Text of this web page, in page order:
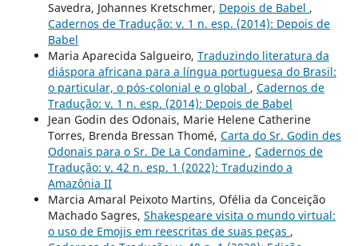
Savedra, Johannes Kretschmer, Depois de Babel ,
Cadernos de Tradução: v. 1 n. esp. (2014): Depois de
Babel
Maria Aparecida Salgueiro, Traduzindo literatura da
diáspora africana para a língua portuguesa do Brasil:
o particular, o pós-colonial e o global , Cadernos de
Tradução: v. 1 n. esp. (2014): Depois de Babel
Jean Godin des Odonais, Marie Helene Catherine
Torres, Brenda Bressan Thomé, Carta do Sr. Godin des
Odonais para o Sr. De La Condamine , Cadernos de
Tradução: v. 42 n. esp. 1 (2022): Traduzindo a
Amazônia II
Marcia Amaral Peixoto Martins, Ofélia da Conceição
Machado Sagres, Shakespeare visita o mundo virtual:
o uso de Emojis em reescritas de suas peças ,